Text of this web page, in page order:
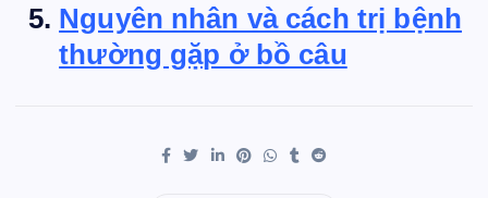
Nguyên nhân và cách trị bệnh
thường gặp ở bồ câu